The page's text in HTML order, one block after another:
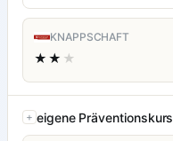
KNAPPSCHAFT
★★ ★
eigene